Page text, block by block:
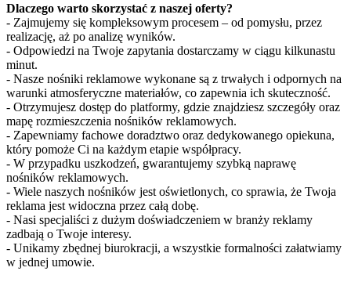
Dlaczego warto skorzystać z naszej oferty?
- Zajmujemy się kompleksowym procesem – od pomysłu, przez
realizację, aż po analizę wyników.
- Odpowiedzi na Twoje zapytania dostarczamy w ciągu kilkunastu
minut.
- Nasze nośniki reklamowe wykonane są z trwałych i odpornych na
warunki atmosferyczne materiałów, co zapewnia ich skuteczność.
- Otrzymujesz dostęp do platformy, gdzie znajdziesz szczegóły oraz
mapę rozmieszczenia nośników reklamowych.
- Zapewniamy fachowe doradztwo oraz dedykowanego opiekuna,
który pomoże Ci na każdym etapie współpracy.
- W przypadku uszkodzeń, gwarantujemy szybką naprawę
nośników reklamowych.
- Wiele naszych nośników jest oświetlonych, co sprawia, że Twoja
reklama jest widoczna przez całą dobę.
- Nasi specjaliści z dużym doświadczeniem w branży reklamy
zadbają o Twoje interesy.
- Unikamy zbędnej biurokracji, a wszystkie formalności załatwiamy
w jednej umowie.